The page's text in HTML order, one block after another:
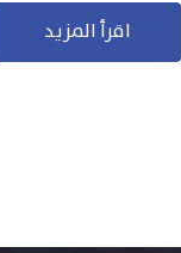
اقرأ المزيد